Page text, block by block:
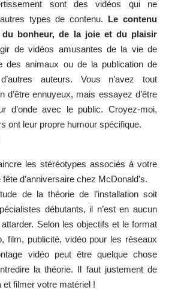
sont des vidéos qui ne
types de contenu. Le contenu
du bonheur, de la joie et du plaisir
de vidéos amusantes de la vie de
des animaux ou de la publication de
auteurs. Vous n’avez tout
d’être ennuyeux, mais essayez d’être
d’onde avec le public. Croyez-moi,
ont leur propre humour spécifique.
les stéréotypes associés à votre
d’anniversaire chez McDonald’s.
de la théorie de l’installation soit
débutants, il n’est en aucun
Selon les objectifs et le format
film, publicité, vidéo pour les réseaux
vidéo peut être quelque chose
la théorie. Il faut justement de
et filmer votre matériel !